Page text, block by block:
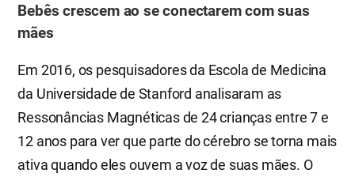
Bebês crescem ao se conectarem com suas
mães
Em 2016, os pesquisadores da Escola de Medicina
da Universidade de Stanford analisaram as
Ressonâncias Magnéticas de 24 crianças entre 7 e
12 anos para ver que parte do cérebro se torna mais
ativa quando eles ouvem a voz de suas mães. O